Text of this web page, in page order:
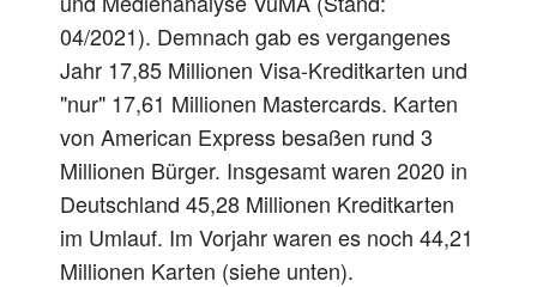
04/2021). Demnach gab es vergangenes
Jahr 17,85 Millionen Visa-Kreditkarten und
"nur" 17,61 Millionen Mastercards. Karten
von American Express besaßen rund 3
Millionen Bürger. Insgesamt waren 2020 in
Deutschland 45,28 Millionen Kreditkarten
im Umlauf. Im Vorjahr waren es noch 44,21
Millionen Karten (siehe unten).